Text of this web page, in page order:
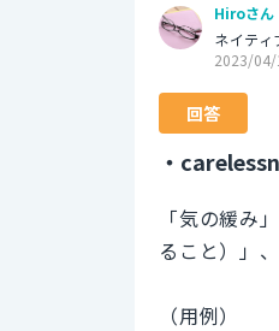
Hiroさん
ネイテ
2023/04/
回答
・
「気の緩み
ること）」
（用例）